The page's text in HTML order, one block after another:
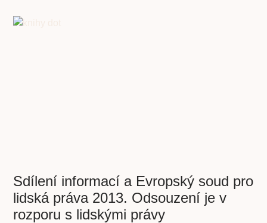
Sdílení informací a Evropský soud pro
lidská práva 2013. Odsouzení je v
rozporu s lidskými právy